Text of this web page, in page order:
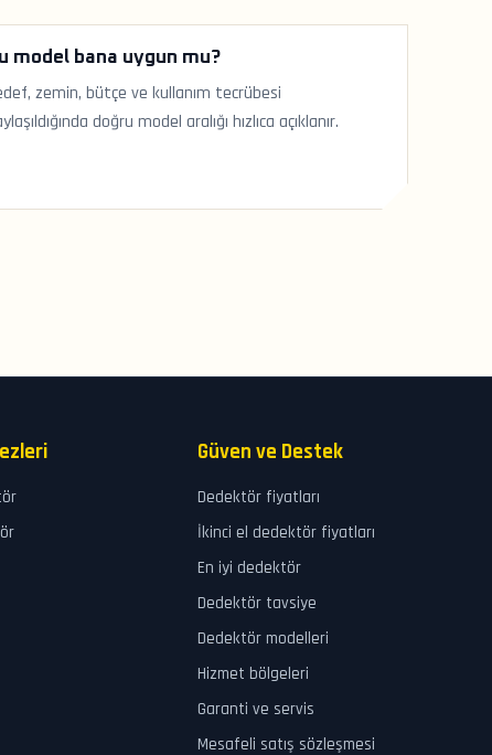
model bana uygun mu?
zemin, bütçe ve kullanım tecrübesi
doğru model aralığı hızlıca açıklanır.
Güven ve Destek
Dedektör fiyatları
İkinci el dedektör fiyatları
En iyi dedektör
Dedektör tavsiye
Dedektör modelleri
Hizmet bölgeleri
Garanti ve servis
Mesafeli satış sözleşmesi